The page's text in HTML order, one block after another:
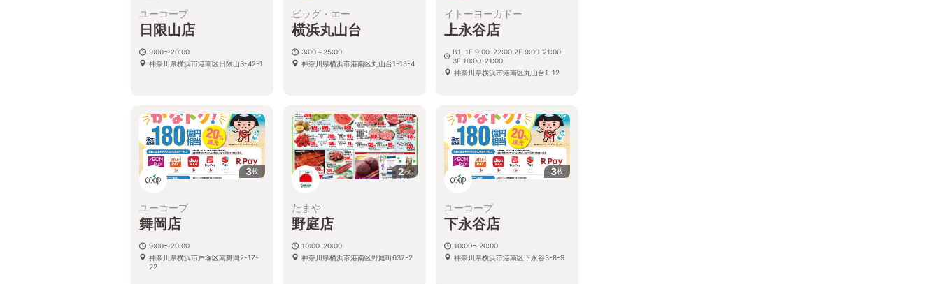
ユーコープ
日限山店
9:00〜20:00
神奈川県横浜市港南区日限山3-42-1
ビッグ・エー
横浜丸山台
3:00～25:00
神奈川県横浜市港南区丸山台1-15-4
イトーヨーカドー
上永谷店
B1, 1F 9:00-22:00 2F 9:00-21:00
3F 10:00-21:00
神奈川県横浜市港南区丸山台1-12
3枚
ユーコープ
舞岡店
9:00〜20:00
神奈川県横浜市戸塚区南舞岡2-17-
22
2枚
たまや
野庭店
10:00-20:00
神奈川県横浜市港南区野庭町637-2
3枚
ユーコープ
下永谷店
10:00〜20:00
神奈川県横浜市港南区下永谷3-8-9